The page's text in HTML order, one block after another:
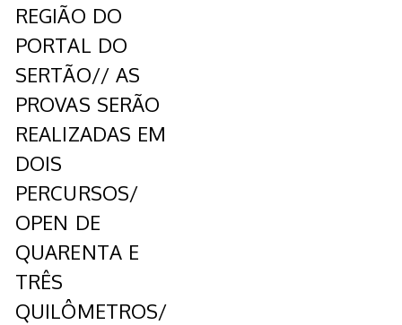
REGIÃO DO
PORTAL DO
SERTÃO// AS
PROVAS SERÃO
REALIZADAS EM
DOIS
PERCURSOS/
OPEN DE
QUARENTA E
TRÊS
QUILÔMETROS/